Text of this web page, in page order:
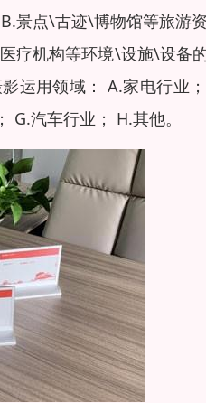
景点\古迹\博物馆等旅游
疗机构等环境\设施\设
运用领域： A.家电行业
G.汽车行业； H.其他。